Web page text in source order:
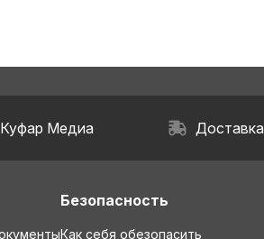
Куфар Медиа Доставка
Безопасность
Как себя обезопасить